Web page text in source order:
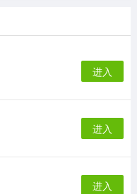
进入
进入
进入